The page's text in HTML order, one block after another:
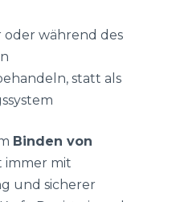
oder während des
statt als
Binden von
immer mit
und sicherer